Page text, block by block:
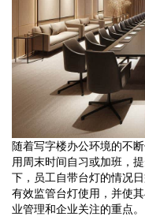
随着写字楼办公环境的不
用周末时间自习或加班，
下，员工自带台灯的情况
有效监管台灯使用，并使
业管理和企业关注的重点。